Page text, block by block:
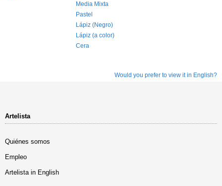
Media Mixta
Pastel
Lápiz (Negro)
Lápiz (a color)
Cera
Would you prefer to view it in English?
Artelista
Quiénes somos
Empleo
Artelista in English